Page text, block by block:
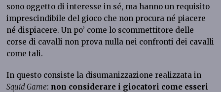
sono oggetto di interesse in sé, ma hanno un requisito
imprescindibile del gioco che non procura né piacere
né dispiacere. Un po’ come lo scommettitore delle
corse di cavalli non prova nulla nei confronti dei cavalli
come tali.
In questo consiste la disumanizzazione realizzata in
Squid Game: non considerare i giocatori come esseri